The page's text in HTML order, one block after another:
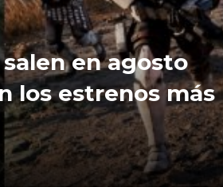
en agosto
los estrenos más